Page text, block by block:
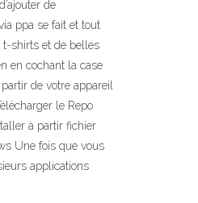
de
ppa se fait et tout
t-shirts et de belles
en cochant la case
de votre appareil
le Repo
à partir fichier
Une fois que vous
applications